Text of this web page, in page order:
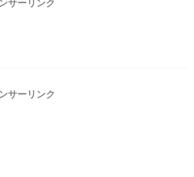
サーリンク
サーリンク